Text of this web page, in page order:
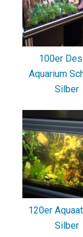
100er
Aquarium
Silber
120er
Silber